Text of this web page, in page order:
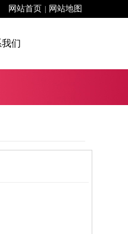
网站首页 网站地图
们